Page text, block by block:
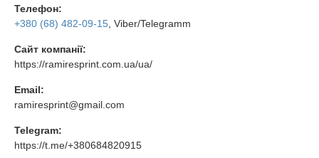
Телефон:
+380 (68) 482-09-15 , Viber/Telegramm
Сайт компанії:
https://ramiresprint.com.ua/ua/
Email:
ramiresprint@gmail.com
Telegram:
https://t.me/+380684820915